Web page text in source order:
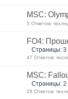
MSC:
5 Ответов:
FO4:
Страницы: 3
47 Ответов:
MSC:
Страницы: 2
28 Ответов: